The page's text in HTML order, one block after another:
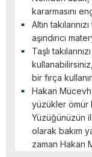
kararmasını
Altın
aşındırıcı
Taşlı
bir fırça
Hakan
yüzükler ömür
Yüzüğünüzün
olarak bakım
zaman Hakan